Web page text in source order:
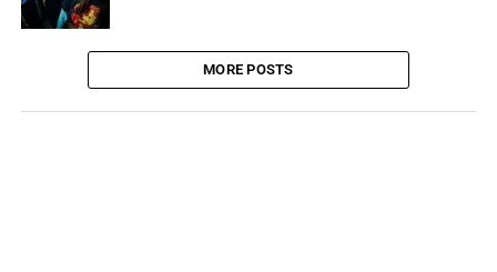
MORE POSTS